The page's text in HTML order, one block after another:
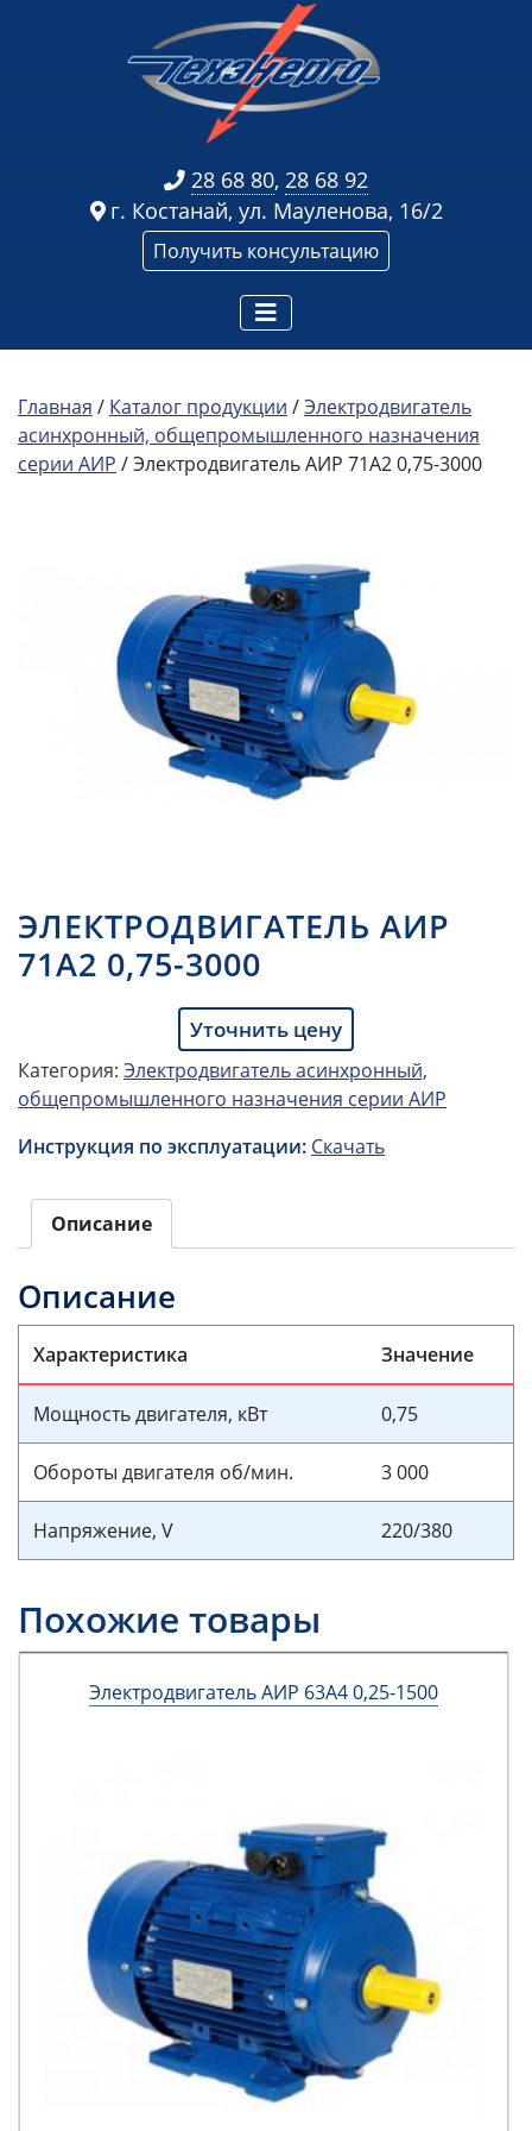
28 68 80, 28 68 92
г. Костанай, ул. Мауленова, 16/2
Получить консультацию
Главная / Каталог продукции /Электродвигатель
асинхронный, общепромышленного назначения
серии АИР / Электродвигатель АИР 71А2 0,75-3000
ЭЛЕКТРОДВИГАТЕЛЬ АИР
71А2 0,75-3000
Уточнить цену
Категория: Электродвигатель асинхронный,
общепромышленного назначения серии АИР
Инструкция по эксплуатации: Скачать
Описание
Описание
Характеристика Значение
Мощность двигателя, кВт 0,75
Обороты двигателя об/мин. 3 000
Напряжение, V 220/380
Похожие товары
Электродвигатель АИР 63А4 0,25-1500